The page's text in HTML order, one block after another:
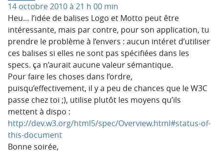
14 octobre 2010 à 21 h 00 min
Heu… l’idée de balises Logo et Motto peut être
intéressante, mais par contre, pour son application, tu
prendre le problème à l’envers : aucun intéret d’utiliser
ces balises si elles ne sont pas spécifiées dans les
specs. ça n’aurait aucune valeur sémantique.
Pour faire les choses dans l’ordre,
puisqu’effectivement, il y a peu de chances que le W3C
passe chez toi ;), utilise plutôt les moyens qu’ils
mettent à dispo :
http://dev.w3.org/html5/spec/Overview.html#status-of-
this-document
Bonne soirée,